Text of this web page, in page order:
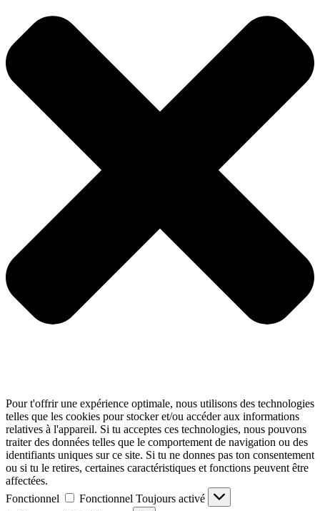
Pour t'offrir une expérience optimale, nous utilisons des technologies
telles que les cookies pour stocker et/ou accéder aux informations
relatives à l'appareil. Si tu acceptes ces technologies, nous pouvons
traiter des données telles que le comportement de navigation ou des
identifiants uniques sur ce site. Si tu ne donnes pas ton consentement
ou si tu le retires, certaines caractéristiques et fonctions peuvent être
affectées.
Fonctionnel
Fonctionnel Toujours activé